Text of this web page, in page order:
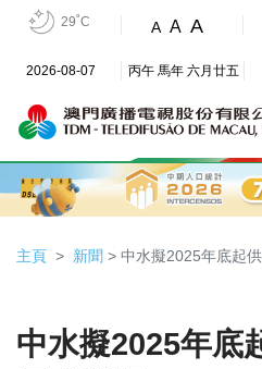
29˚C A A A
2026-08-07 丙午 馬年 六月廿五
主頁 新聞 > 中水擬2025年底起
中水擬2025年底